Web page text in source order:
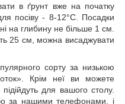
в ґрунт вже на початку
посіву - 8-12°С. Посадки
на глибину не більше 1 см.
25 см, можна висаджувати
сорту за низькою
Крім неї ви можете
для вашого столу.
за нашими телефонами, і